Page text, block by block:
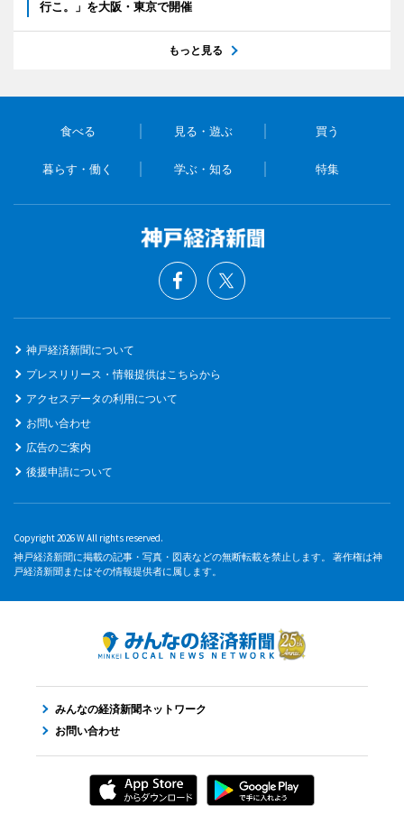
行こ。」を大阪・東京で開催
もっと見る
食べる 見る・遊ぶ 買う
暮らす・働く 学ぶ・知る 特集
神戸経済新聞について
プレスリリース・情報提供はこちらから
アクセスデータの利用について
お問い合わせ
広告のご案内
後援申請について
Copyright 2026 W All rights reserved.
神戸経済新聞に掲載の記事・写真・図表などの無断転載を禁止します。 著作権は神
戸経済新聞またはその情報提供者に属します。
みんなの経済新聞ネットワーク
お問い合わせ